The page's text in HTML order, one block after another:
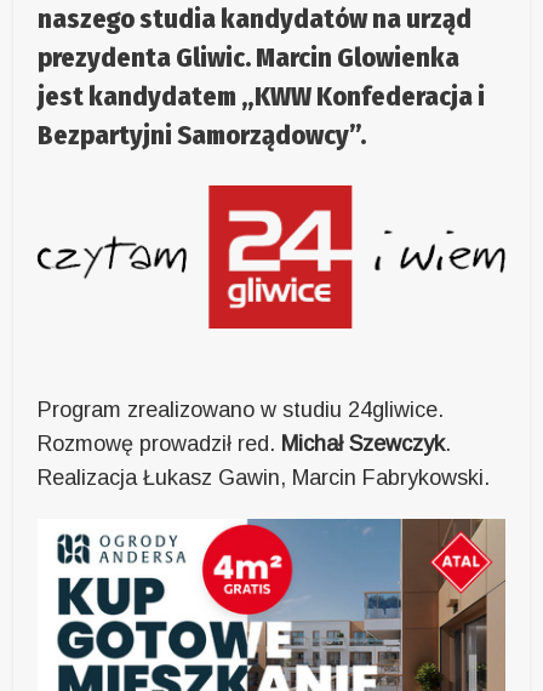
naszego studia kandydatów na urząd
prezydenta Gliwic. Marcin Glowienka
jest kandydatem „KWW Konfederacja i
Bezpartyjni Samorządowcy”.
Program zrealizowano w studiu 24gliwice.
Rozmowę prowadził red. Michał Szewczyk.
Realizacja Łukasz Gawin, Marcin Fabrykowski.